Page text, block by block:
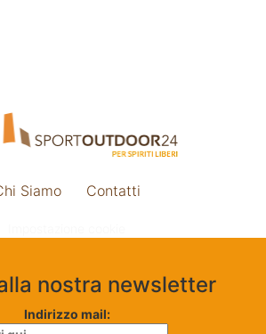
Siamo Contatti
nostra newsletter
Indirizzo mail: